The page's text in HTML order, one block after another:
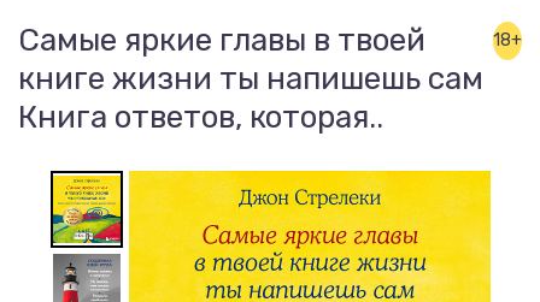
Самые яркие главы в твоей
книге жизни ты напишешь сам
Книга ответов, которая..
18+